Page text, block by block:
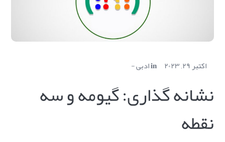
اکتبر ۲۹, ۲۰۲۳ inادبی
نشانه گذاری: گیومه و سه
نقطه